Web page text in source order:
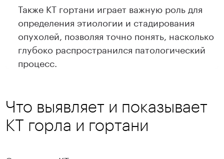
Также КТ гортани играет важную роль для
определения этиологии и стадирования
опухолей, позволяя точно понять, насколько
глубоко распространился патологический
процесс.
Что выявляет и показывает
КТ горла и гортани